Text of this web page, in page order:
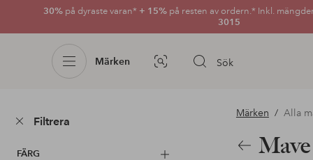
30% på dyraste varan* + 15% på resten av ordern.* Inkl.
3015
Märken Bildsök Sök
Filtrera
FÄRG
Märken Alla
Tillbaka